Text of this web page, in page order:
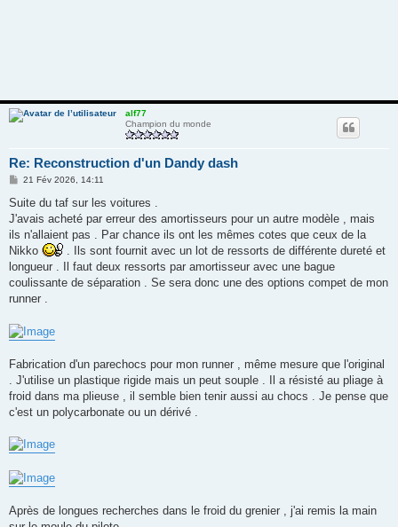
alf77
Champion du monde
Re: Reconstruction d'un Dandy dash
M
s
a
g
21 Fév 2026, 14:11
Suite du taf sur les voitures .
J'avais acheté par erreur des amortisseurs pour un autre modèle , mais
ils n'allaient pas . Par chance ils ont les mêmes cotes que ceux de la
Nikko
. Ils sont fournit avec un lot de ressorts de différente dureté et
longueur . Il faut deux ressorts par amortisseur avec une bague
coulissante de séparation . Se sera donc une des options compet de mon
runner .
Fabrication d'un parechocs pour mon runner , même mesure que l'original
. J'utilise un plastique rigide mais un peut souple . Il a résisté au pliage à
froid dans ma plieuse , il semble bien tenir aussi au chocs . Je pense que
c'est un polycarbonate ou un dérivé .
Après de longues recherches dans le froid du grenier , j'ai remis la main